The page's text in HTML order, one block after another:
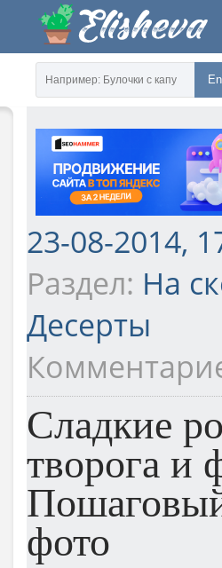
23-08-2014,
Раздел: На
Десерты
Сладкие
творога и
фото